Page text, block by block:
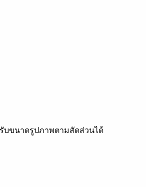
บขนาดรูปภาพตามสัดส่วนได้